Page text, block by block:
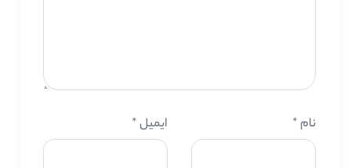
نام * ایمیل*